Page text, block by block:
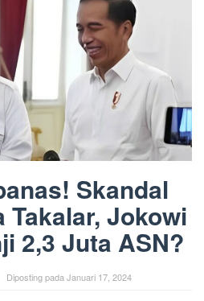
Skandal
Takalar, Jokowi
2,3 Juta ASN?
Diposting pada Januari 17, 2024